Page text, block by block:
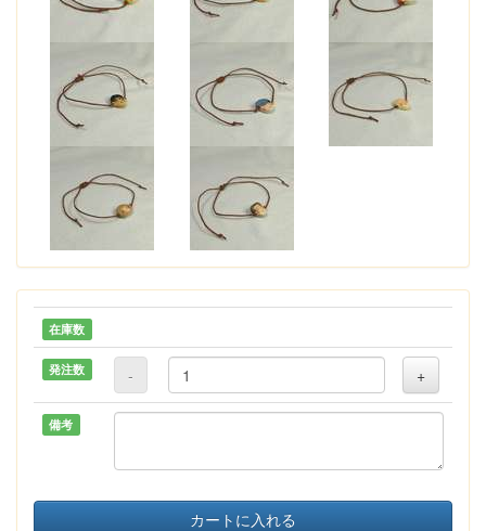
在庫数
発注数 - +
備考
カートに入れる